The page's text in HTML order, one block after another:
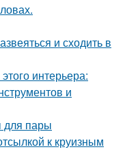
и сходить в
интерьера:
и
для пары
к круизным